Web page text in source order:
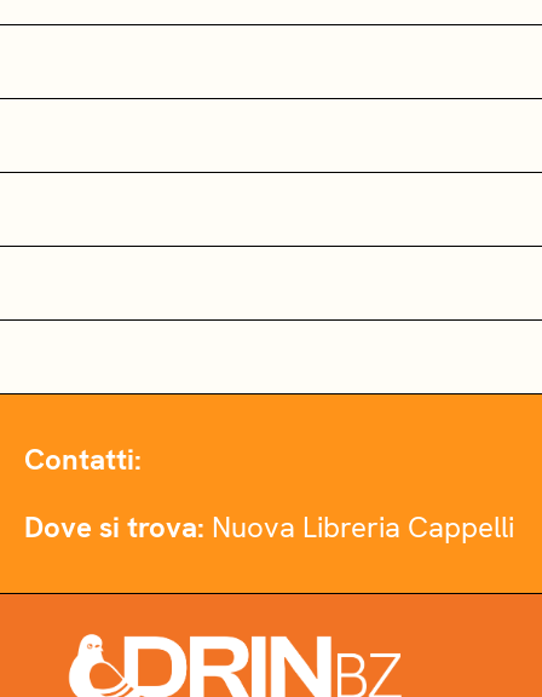
Contatti:
Dove si trova: Nuova Libreria Cappelli